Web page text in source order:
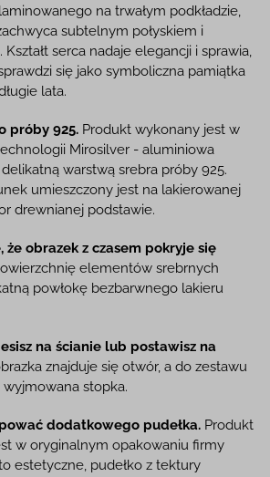
na trwałym podkładzie,
subtelnym połyskiem i
Kształt serca nadaje elegancji i sprawia,
się jako symboliczna pamiątka
lata.
próby 925.Produkt wykonany jest w
Mirosilver - aluminiowa
warstwą srebra próby 925.
umieszczony jest na lakierowanej
drewnianej podstawie.
że obrazek z czasem pokryje się
elementów srebrnych
powłokę bezbarwnego lakieru
na ścianie lub postawisz na
znajduje się otwór, a do zestawu
wyjmowana stopka.
dodatkowego pudełka.Produkt
w oryginalnym opakowaniu firmy
estetyczne, pudełko z tektury